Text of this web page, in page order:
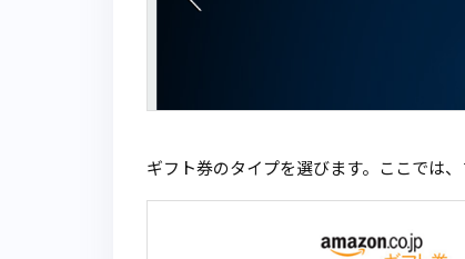
ギフト券のタイプを選びます。ここでは